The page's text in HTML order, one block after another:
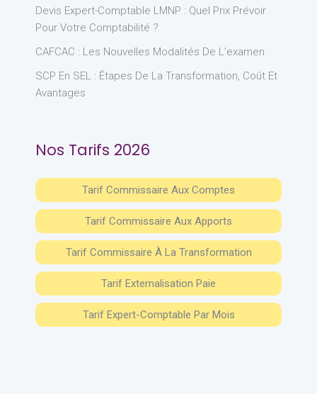
Devis Expert-Comptable LMNP : Quel Prix Prévoir
Pour Votre Comptabilité ?
CAFCAC : Les Nouvelles Modalités De L’examen
SCP En SEL : Étapes De La Transformation, Coût Et
Avantages
Nos Tarifs 2026
Tarif Commissaire Aux Comptes
Tarif Commissaire Aux Apports
Tarif Commissaire À La Transformation
Tarif Externalisation Paie
Tarif Expert-Comptable Par Mois